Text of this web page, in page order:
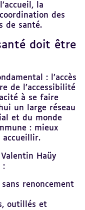
la
des
de santé.
doit être
: l’accès
de l’accessibilité
à se faire
un large réseau
et du monde
: mieux
accueillir.
Haüy
:
renoncement
outillés et